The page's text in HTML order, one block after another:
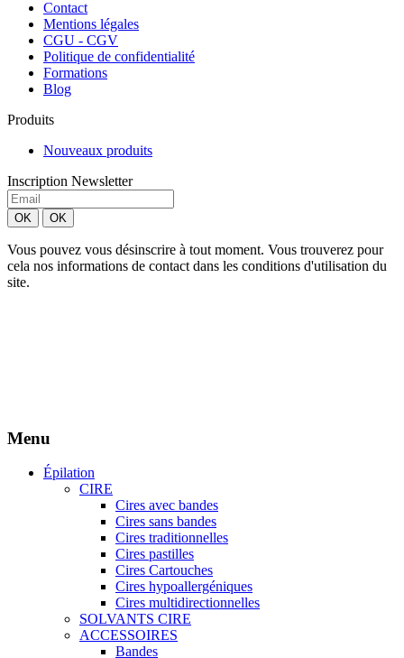
Contact
Mentions légales
CGU - CGV
Politique de confidentialité
Formations
Blog
Produits
Nouveaux produits
Inscription Newsletter
Vous pouvez vous désinscrire à tout moment. Vous trouverez pour
cela nos informations de contact dans les conditions d'utilisation du
site.
Menu
Épilation
CIRE
Cires avec bandes
Cires sans bandes
Cires traditionnelles
Cires pastilles
Cires Cartouches
Cires hypoallergéniques
Cires multidirectionnelles
SOLVANTS CIRE
ACCESSOIRES
Bandes